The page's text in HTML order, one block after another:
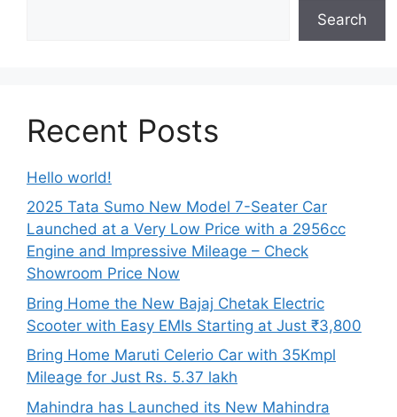
Search
Recent Posts
Hello world!
2025 Tata Sumo New Model 7-Seater Car
Launched at a Very Low Price with a 2956cc
Engine and Impressive Mileage – Check
Showroom Price Now
Bring Home the New Bajaj Chetak Electric
Scooter with Easy EMIs Starting at Just ₹3,800
Bring Home Maruti Celerio Car with 35Kmpl
Mileage for Just Rs. 5.37 lakh
Mahindra has Launched its New Mahindra